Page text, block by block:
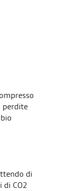
perdite
di
CO2